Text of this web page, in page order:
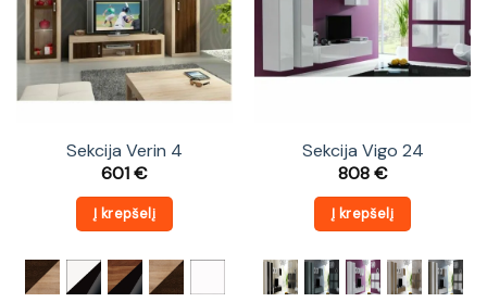
Sekcija Verin 4
601€
Į krepšelį
Sekcija Vigo 24
808€
Į krepšelį